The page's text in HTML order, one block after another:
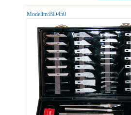
Modelim:BD450